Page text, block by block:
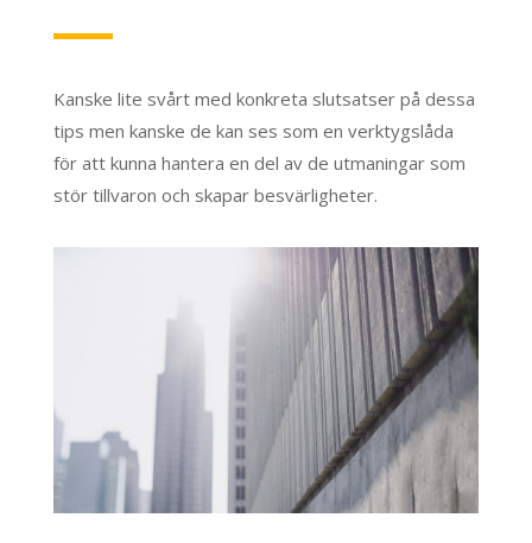
Kanske lite svårt med konkreta slutsatser på dessa
tips men kanske de kan ses som en verktygslåda
för att kunna hantera en del av de utmaningar som
stör tillvaron och skapar besvärligheter.